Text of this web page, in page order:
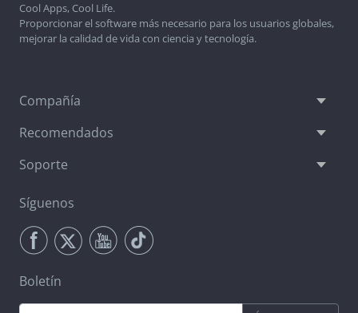
Cool Apps, Cool Life.
Proporcionar el software más necesario para los usuarios globales,
mejorar la calidad de vida con ciencia y tecnología.
Compañía
Recomendados
Soporte
Síguenos
Boletín